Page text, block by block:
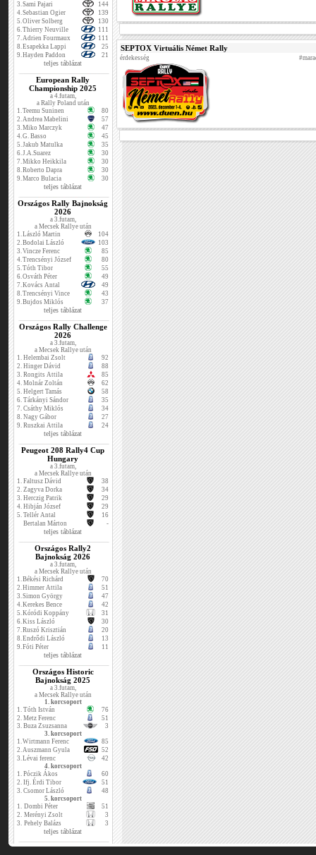
3.Sami Pajari
144
4.Sebastian Ogier
139
5.Oliver Solberg
130
6.Thierry Neuville
111
7.Adrien Fourmaux
111
8.Esapekka Lappi
25
9.Hayden Paddon 21
teljes táblázat
European Rally
Championship 2025
a 4.futam,
a Rally Poland után
1.Teemu Suninen
80
2.Andrea Mabelini
57
3.Miko Marczyk
47
4.G. Basso
45
5.Jakub Matulka
35
6.J.A.Suarez
30
7.Mikko Heikkila
30
8.Roberto Dapra
30
9.Marco Bulacia 30
teljes táblázat
Országos Rally Bajnokság
2026
a 3.futam,
a Mecsek Rallye után
1.László Martin
104
2.Bodolai László
103
3.Vincze Ferenc
85
4.Trencsényi József
80
5.Tóth Tibor
55
6.Osváth Péter
49
7.Kovács Antal
49
8.Trencsényi Vince
43
9.Bujdos Miklós 37
teljes táblázat
Országos Rally Challenge
2026
a 3.futam,
a Mecsek Rallye után
1. Helembai Zsolt
92
2. Hinger Dávid
88
3. Rongits Attila
85
4. Molnár Zoltán
62
5. Helgert Tamás
58
6. Tárkányi Sándor
35
7. Csáthy Miklós
34
8. Nagy Gábor
27
9. Ruszkai Attila 24
teljes táblázat
Peugeot 208 Rally4 Cup
Hungary
a 3.futam,
a Mecsek Rallye után
1. Faltusz Dávid
38
2. Zagyva Dorka
34
3. Herczig Patrik
29
4. Hibján József
29
5. Tellér Antal
16
Bertalan Márton
-
teljes táblázat
Országos Rally2
Bajnokság 2026
a 3.futam,
a Mecsek Rallye után
1.Békési Richárd
70
2.Himmer Attila
51
3.Simon György
47
4.Kerekes Bence
42
5.Kóródi Koppány
31
6.Kiss László
30
7.Ruszó Krisztián
20
8.Endrődi László
13
9.Fóti Péter 11
teljes táblázat
Országos Historic
Bajnokság 2025
a 3.futam,
a Mecsek Rallye után
1. korcsoport
1. Tóth István
76
2. Metz Ferenc
51
3. Buza Zsuzsanna
3
3. korcsoport
1.Wirtmann Ferenc
85
2.Auszmann Gyula
52
3.Lévai ferenc
42
4. korcsoport
1. Póczik Ákos
60
2. Ifj. Érdi Tibor
51
3. Csomor László
48
5. korcsoport
1. Dombi Péter
51
2. Merényi Zsolt
3
3. Pehely Balázs 3
teljes táblázat
SEPTOX Virtuális Német Rally
érdekesség